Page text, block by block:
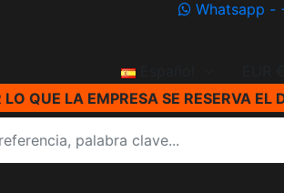
Whatsapp -
Español
QUE LA EMPRESA SE RESERVA